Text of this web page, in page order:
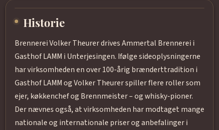
Historie
Brennerei Volker Theurer drives Ammertal Brennerei i
Gasthof LAMM i Unterjesingen. Ifølge sideoplysningerne
har virksomheden en over 100-årig brænderttradition i
Gasthof LAMM og Volker Theurer spiller flere roller som
ejer, køkkenchef og Brennmeister – og whisky-pioner.
Der nævnes også, at virksomheden har modtaget mange
nationale og internationale priser og anbefalinger i